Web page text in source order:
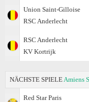
Union Saint-Gilloise
RSC Anderlecht
RSC Anderlecht
KV Kortrijk
NÄCHSTE SPIELE Amiens
Red Star Paris